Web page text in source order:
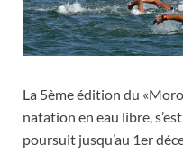
La 5ème édition du
natation en eau libre,
poursuit jusqu’au 1er